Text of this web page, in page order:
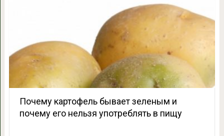
Почему картофель бывает зеленым и
почему его нельзя употреблять в пищу